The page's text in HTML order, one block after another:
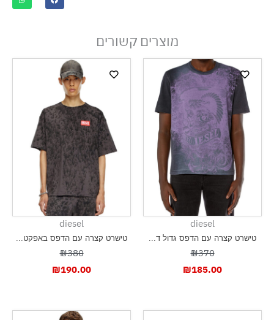
מוצרים קשורים
diesel
טישרט קצרה עם הדפס גדול ד...
₪370
₪185.00
diesel
טישרט קצרה עם הדפס באפקט...
₪380
₪190.00